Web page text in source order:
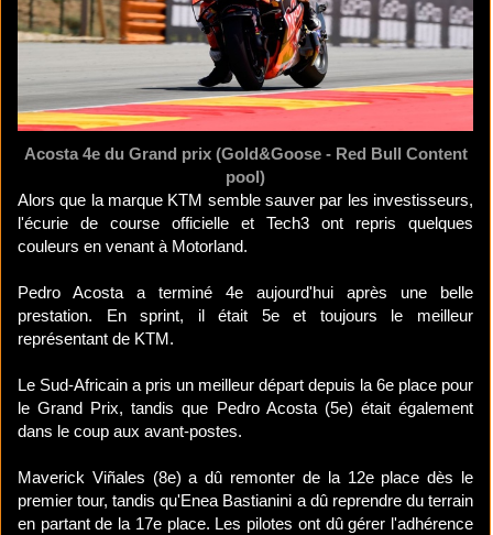
Acosta 4e du Grand prix (Gold&Goose - Red Bull Content
pool)
Alors que la marque KTM semble sauver par les investisseurs,
l'écurie de course officielle et Tech3 ont repris quelques
couleurs en venant à Motorland.
Pedro Acosta a terminé 4e aujourd'hui après une belle
prestation. En sprint, il était 5e et toujours le meilleur
représentant de KTM.
Le Sud-Africain a pris un meilleur départ depuis la 6e place pour
le Grand Prix, tandis que Pedro Acosta (5e) était également
dans le coup aux avant-postes.
Maverick Viñales (8e) a dû remonter de la 12e place dès le
premier tour, tandis qu'Enea Bastianini a dû reprendre du terrain
en partant de la 17e place. Les pilotes ont dû gérer l'adhérence